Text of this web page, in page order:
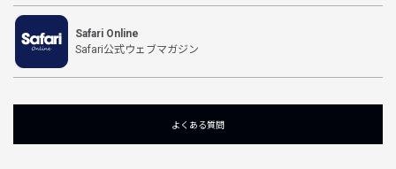
Safari Online
Safari公式ウェブマガジン
よくある質問